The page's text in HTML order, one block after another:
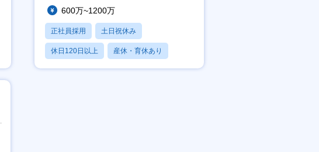
600万~1200万
正社員採用 土日祝休み
休日120日以上 産休・育休あり
月残業20時間以内